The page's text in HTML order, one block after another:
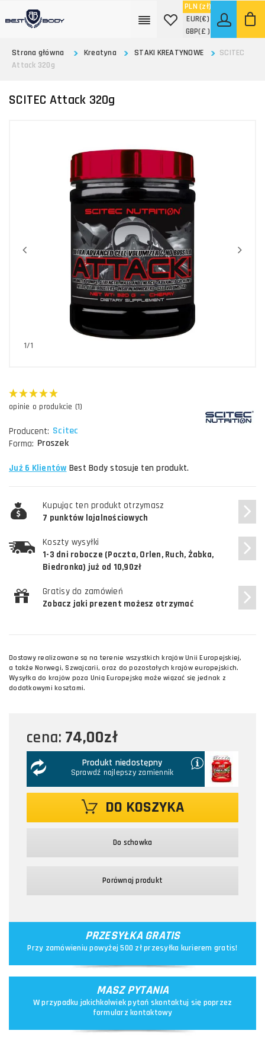
PLN (zł)
EUR(€)
GBP(£ )
Strona główna
Kreatyna STAKI KREATYNOWE
SCITEC
Attack 320g
SCITEC Attack 320g
1/1
opinie o produkcie (1)
Producent: Scitec
Forma: Proszek
Już 6 Klientów Best Body stosuje ten produkt.
Kupując ten produkt otrzymasz
7 punktów lojalnościowych
Koszty wysyłki
1-3 dni robocze (Poczta, Orlen, Ruch, Żabka,
Biedronka) już od 10,90zł
Gratisy do zamówień
Zobacz jaki prezent możesz otrzymać
Dostawy realizowane są na terenie wszystkich krajów Unii Europejskiej,
a także Norwegi, Szwajcarii, oraz do pozostałych krajów europejskich.
Wysyłka do krajów poza Unią Europejską może wiązać się jednak z
dodatkowymi kosztami.
cena: 74,00zł
Produkt niedostępny
Sprawdź najlepszy zamiennik
DO KOSZYKA
Do schowka
Porównaj produkt
PRZESYŁKA GRATIS
Przy zamówieniu powyżej 500 zł przesyłka kurierem gratis!
MASZ PYTANIA
W przypadku jakichkolwiek pytań skontaktuj się poprzez
formularz kontaktowy